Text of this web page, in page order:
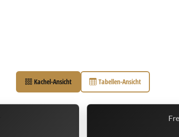
Kachel-Ansicht Tabellen-Ansicht